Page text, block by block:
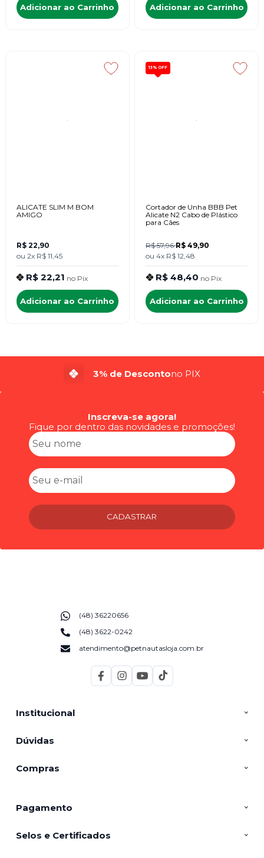
Adicionar ao Carrinho Adicionar ao Carrinho
ALICATE SLIM M BOM
AMIGO
R$ 22,90
ou 2x R$ 11,45
R$ 22,21 no Pix
Adicionar ao Carrinho
13% OFF
Cortador de Unha BBB Pet
Alicate N2 Cabo de Plástico
para Cães
R$ 57,96R$ 49,90
ou 4x R$ 12,48
R$ 48,40 no Pix
Adicionar ao Carrinho
3% de Descontono PIX
Inscreva-se agora!
Fique por dentro das novidades e promoções!
CADASTRAR
Institucional
Dúvidas
Compras
(48) 36220656
(48) 3622-0242
atendimento@petnautasloja.com.br
Pagamento
Selos e Certificados